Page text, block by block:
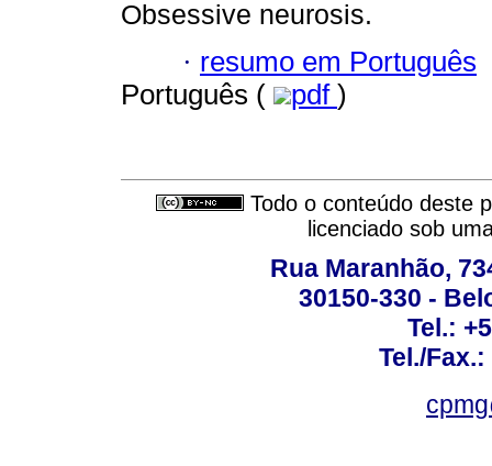
Obsessive neurosis.
· resumo em Português
Português (
pdf )
Todo o conteúdo deste
licenciado sob
Rua Maranhão,
30150-330 -
Tel.:
Tel./Fax.: